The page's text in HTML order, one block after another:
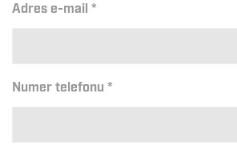
Adres e-mail *
Numer telefonu *